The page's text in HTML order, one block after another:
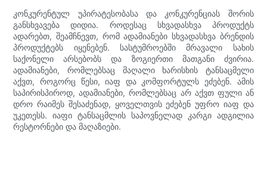
კონკურენტულ უპირატესობასა და კონკურენციას შორის
განსხვავება დიდია. როდესაც სხვადასხვა პროდუქტს
ადარებთ, შეამჩნევთ, რომ ადამიანები სხვადასხვა ბრენდის
პროდუქტებს იყენებენ. სასტუმროებში მრავალი სახის
საქონელი არსებობს და ზოგიერთი მათგანი ძვირია.
ადამიანები, რომლებსაც მაღალი ხარისხის ტანსაცმელი
აქვთ, როგორც წესი, იაფ და კომფორტულს ეძებენ. ამის
საპირისპიროდ, ადამიანები, რომლებსაც არ აქვთ ფული ან
დრო რაიმეს შესაძენად, ყოველთვის ეძებენ უფრო იაფ და
უკეთესს. იაფი ტანსაცმლის საპოვნელად კარგი ადგილია
რესტორნები და მაღაზიები.